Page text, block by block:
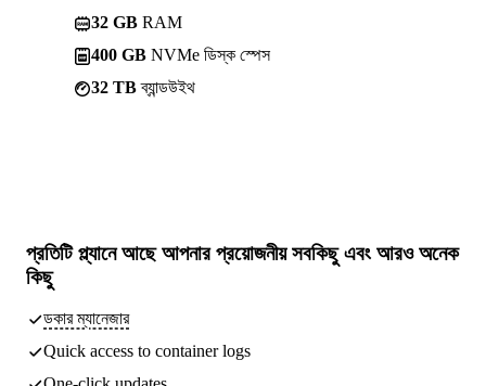
32 GB RAM
400 GB NVMe ডিস্ক স্পেস
32 TBব্যান্ডউইথ
প্রতিটি প্ল্যানে আছেআপনার প্রয়োজনীয় সবকিছুএবং আরও অনেক
কিছু
ডকার ম্যানেজার
Quick access to container logs